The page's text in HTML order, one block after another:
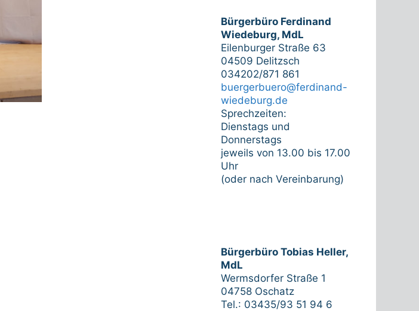
Bürgerbüro Ferdinand
Wiedeburg, MdL
Eilenburger Straße 63
04509 Delitzsch
034202/871 861
buergerbuero@ferdinand-
wiedeburg.de
Sprechzeiten:
Dienstags und
Donnerstags
jeweils von 13.00 bis 17.00
Uhr
(oder nach Vereinbarung)
Bürgerbüro Tobias Heller,
MdL
Wermsdorfer Straße 1
04758 Oschatz
Tel.: 03435/93 51 94 6